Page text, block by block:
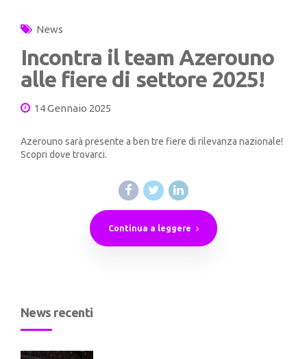
News
Incontra il team Azerouno
alle fiere di settore 2025!
14 Gennaio 2025
Azerouno sarà presente a ben tre fiere di rilevanza nazionale!
Scopri dove trovarci.
Continua a leggere
News recenti